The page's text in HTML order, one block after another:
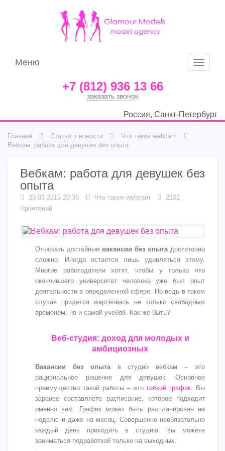
Меню
Меню
+7 (812) 936 13 66
заказать звонок
Россия, Санкт-Петербург
Главная Статьи и новости
Что такое webcam
Вебкам: работа для девушек без опыта
Вебкам: работа для девушек без
опыта
25.03.2015 20:36 Что такое webcam
2102
Прочтений
Отыскать достойные вакансии без опытадостаточно
сложно. Иногда остается лишь удивляться этому.
Многие работодатели хотят, чтобы у только что
окончившего университет человека уже был опыт
деятельности в определенной сфере. Но ведь в таком
случае придется жертвовать не только свободным
временем, но и самой учебой. Как же быть?
Веб-студия: доход для молодых и
амбициозных
Вакансии без опытав студии вебкам – это
рациональное решение для девушек. Основное
преимущество такой работы – это гибкий график. Вы
заранее составляете расписание, которое подходит
именно вам. График может быть распланирован на
неделю и даже на месяц. Совершенно необязательно
каждый день приходить в студию: вы можете
заниматься подработкой только на выходных.